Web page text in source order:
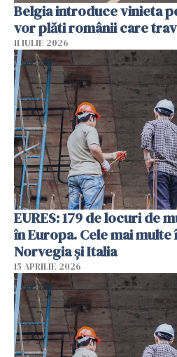
Belgia introduce vinieta
vor plăti românii care
11 IULIE 2026
EURES: 179 de locuri de
în Europa. Cele mai multe
Norvegia și Italia
15 APRILIE 2026